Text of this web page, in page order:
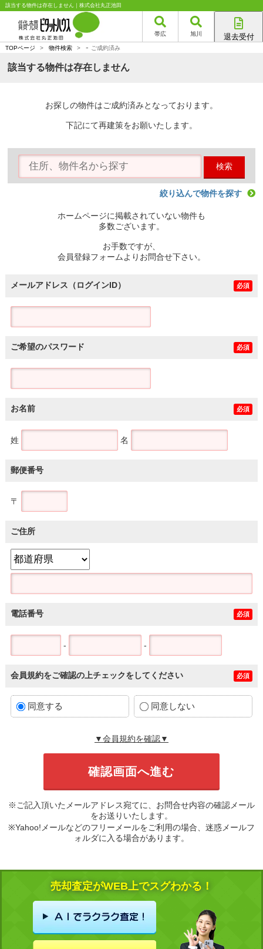
該当する物件は存在しません｜株式会社丸正池田
帯広 旭川 退去受付
TOPページ > 物件検索 > - ご成約済み
該当する物件は存在しません
お探しの物件はご成約済みとなっております。
下記にて再建策をお願いたします。
検索
絞り込んで物件を探す
ホームページに掲載されていない物件も
多数ございます。
お手数ですが、
会員登録フォームよりお問合せ下さい。
メールアドレス（ログインID） 必須
ご希望のパスワード 必須
お名前 必須
姓 名
郵便番号
〒
ご住所
電話番号 必須
- -
会員規約をご確認の上チェックをしてください 必須
同意する 同意しない
▼会員規約を確認▼
※ご記入頂いたメールアドレス宛てに、お問合せ内容の確認メール
をお送りいたします。
※Yahoo!メールなどのフリーメールをご利用の場合、迷惑メールフ
ォルダに入る場合があります。
売却査定がWEB上でスグわかる！